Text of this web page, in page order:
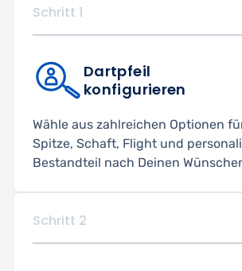
Schritt 1
Dartpfeil
konfigurieren
Wähle aus zahlreichen Optionen
Spitze, Schaft, Flight und
Bestandteil nach Deinen
Schritt 2